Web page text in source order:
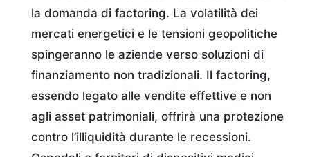
la domanda di factoring. La volatilità dei
mercati energetici e le tensioni geopolitiche
spingeranno le aziende verso soluzioni di
finanziamento non tradizionali. Il factoring,
essendo legato alle vendite effettive e non
agli asset patrimoniali, offrirà una protezione
contro l’illiquidità durante le recessioni.